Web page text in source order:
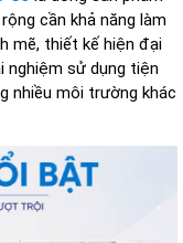
ộng cần khả năng làm
mẽ, thiết kế hiện đại
nghiệm sử dụng tiện
nhiều môi trường khác